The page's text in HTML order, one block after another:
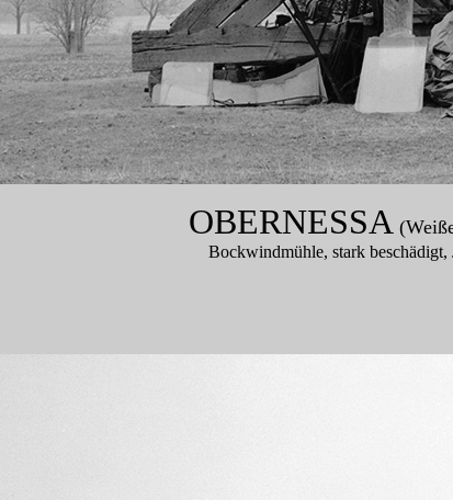
OBERNESSA
Bockwindmühle, stark beschädigt,